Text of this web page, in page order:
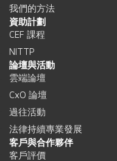
我們的方法
資助計劃
CEF 課程
NITTP
論壇與活動
雲端論壇
CxO 論壇
過往活動
法律持續專業發展
客戶與合作夥伴
客戶評價